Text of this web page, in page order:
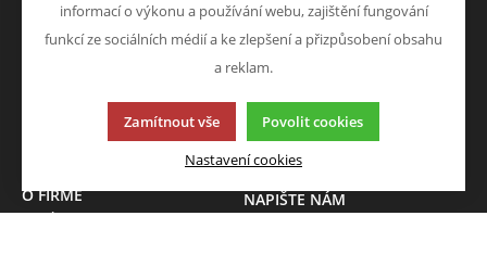
VŠE O NÁKUPU
Vrácení zboží
Zásady zpracování osobních
VÝHODY A SLEVY
Zboží v akci
Zboží výprodej
O FIRMĚ
O nás
NAPIŠTE NÁM
informací o výkonu a používání webu, zajištění fungování
funkcí ze sociálních médií a ke zlepšení a přizpůsobení obsahu
a reklam.
Zamítnout vše Povolit cookies
Nastavení cookies